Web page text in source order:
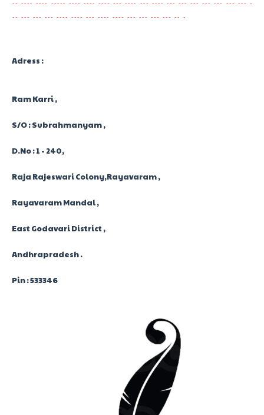
-- ---- ---- ----- ---- ---- ---- --- ---- --- ---- --- --- --- --- --- --- --- -
-- --- --- --- ---- ---- --- ---- ---- --- --- --- --- -- -
Adress :
Ram Karri ,
S/O : Subrahmanyam ,
D.No : 1 - 240,
Raja Rajeswari Colony,Rayavaram ,
Rayavaram Mandal ,
East Godavari District ,
Andhrapradesh .
Pin : 533346